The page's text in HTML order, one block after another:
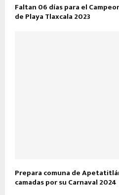
Faltan 06 días para el
de Playa Tlaxcala 2023
Prepara comuna de
camadas por su Carnaval 2024